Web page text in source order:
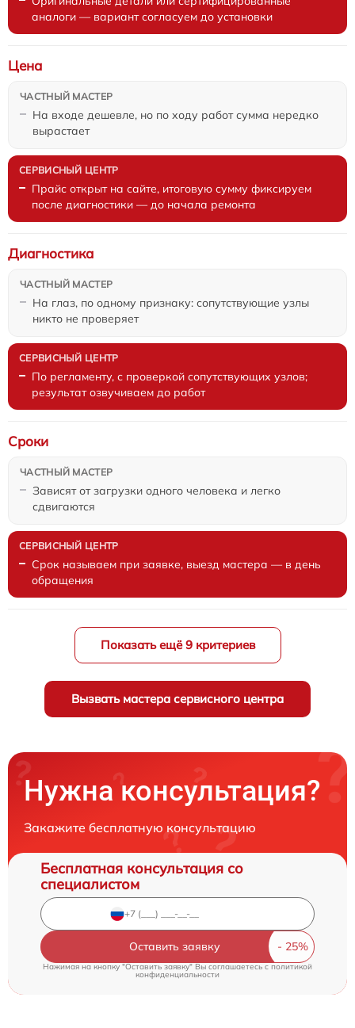
аналоги — вариант согласуем до установки
На входе дешевле, но по ходу работ сумма нередко
вырастает
Цена
Прайс открыт на сайте, итоговую сумму фиксируем
после диагностики — до начала ремонта
На глаз, по одному признаку: сопутствующие узлы
никто не проверяет
Диагностика
По регламенту, с проверкой сопутствующих узлов;
результат озвучиваем до работ
Зависят от загрузки одного человека и легко
сдвигаются
Сроки
Срок называем при заявке, выезд мастера — в день
обращения
Показать ещё 9 критериев
Вызвать мастера сервисного центра
Нужна консультация?
Закажите бесплатную консультацию
Бесплатная консультация со
специалистом
Оставить заявку
Нажимая на кнопку "Оставить заявку" Вы соглашаетесь cполитикой
конфиденциальности